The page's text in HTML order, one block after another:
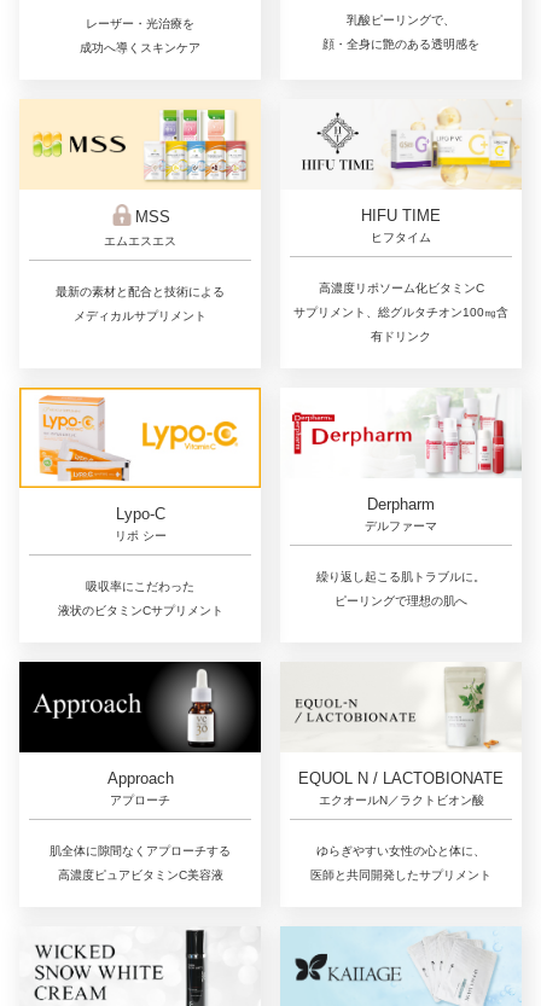
レーザー・光治療を
成功へ導くスキンケア
乳酸ピーリングで、
顔・全身に艶のある透明感を
MSS
エムエスエス
最新の素材と配合と技術による
メディカルサプリメント
HIFU TIME
ヒフタイム
高濃度リポソーム化ビタミンC
サプリメント、総グルタチオン100㎎含
有ドリンク
Lypo-C
リポ シー
吸収率にこだわった
液状のビタミンCサプリメント
Derpharm
デルファーマ
繰り返し起こる肌トラブルに。
ピーリングで理想の肌へ
Approach
アプローチ
肌全体に隙間なくアプローチする
高濃度ピュアビタミンC美容液
EQUOL N / LACTOBIONATE
エクオールN／ラクトビオン酸
ゆらぎやすい女性の心と体に、
医師と共同開発したサプリメント